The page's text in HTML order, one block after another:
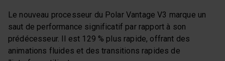
Le nouveau processeur du Polar Vantage V3 marque un
saut de performance significatif par rapport à son
prédécesseur. Il est 129 % plus rapide, offrant des
animations fluides et des transitions rapides de